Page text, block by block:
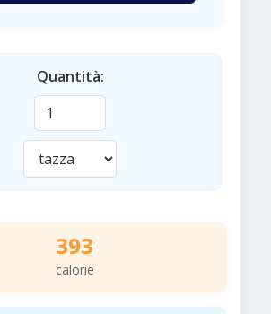
Quantità:
393
calorie